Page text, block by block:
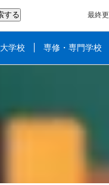
最終
大学校 専修・専門学校